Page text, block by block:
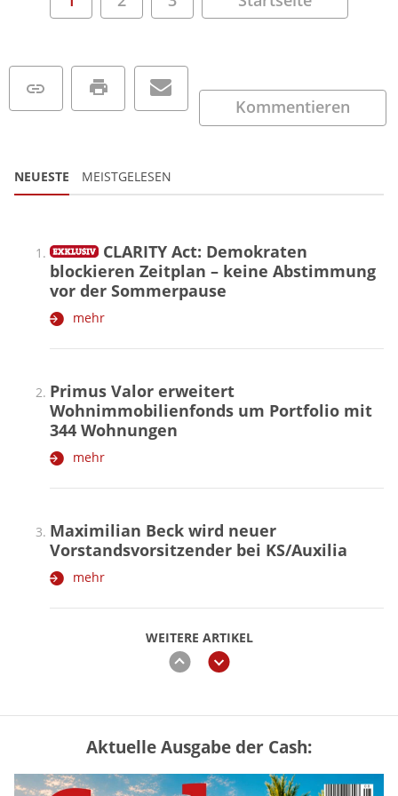
Kommentieren
NEUESTE MEISTGELESEN
WEITERE ARTIKEL
zurückweiter
CLARITY Act: Demokraten
blockieren Zeitplan – keine Abstimmung
vor der Sommerpause
mehr
Primus Valor erweitert
Wohnimmobilienfonds um Portfolio mit
344 Wohnungen
mehr
Maximilian Beck wird neuer
Vorstandsvorsitzender bei KS/Auxilia
mehr
„Jung kauft Alt“ 2026: Neue Förderung im
Überblick – Tabelle mit Kreditbeträgen
und Einkommensgrenzen
Aktuelle Ausgabe der Cash: